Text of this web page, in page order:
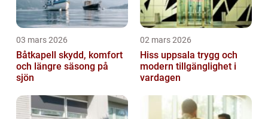
03 mars 2026
Båtkapell skydd, komfort
och längre säsong på
sjön
02 mars 2026
Hiss uppsala trygg och
modern tillgänglighet i
vardagen